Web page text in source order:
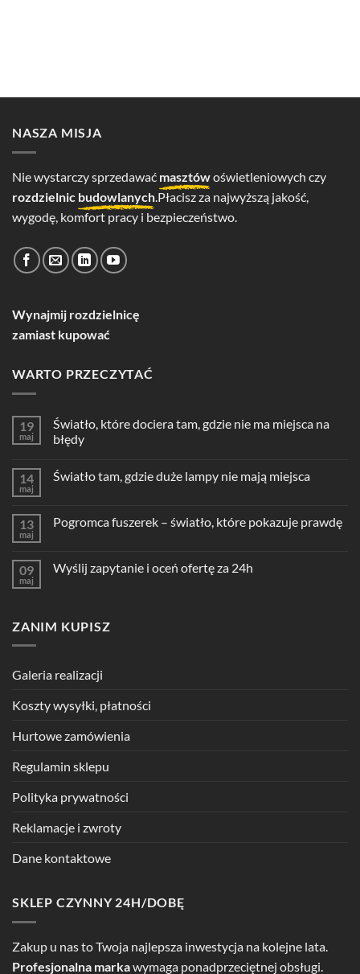
NASZA MISJA
Nie wystarczy sprzedawać masztówoświetleniowych czy
rozdzielnic budowlanych.Płacisz za najwyższą jakość,
wygodę, komfort pracy i bezpieczeństwo.
Wynajmij rozdzielnicę
zamiast kupować
WARTO PRZECZYTAĆ
19
maj
Światło, które dociera tam, gdzie nie ma miejsca na
błędy
14
maj
Światło tam, gdzie duże lampy nie mają miejsca
13
maj
Pogromca fuszerek – światło, które pokazuje prawdę
09
maj
Wyślij zapytanie i oceń ofertę za 24h
ZANIM KUPISZ
Galeria realizacji
Koszty wysyłki, płatności
Hurtowe zamówienia
Regulamin sklepu
Polityka prywatności
Reklamacje i zwroty
Dane kontaktowe
SKLEP CZYNNY 24H/DOBĘ
Zakup u nas to Twoja najlepsza inwestycja na kolejne lata.
Profesjonalna markawymaga ponadprzeciętnej obsługi.